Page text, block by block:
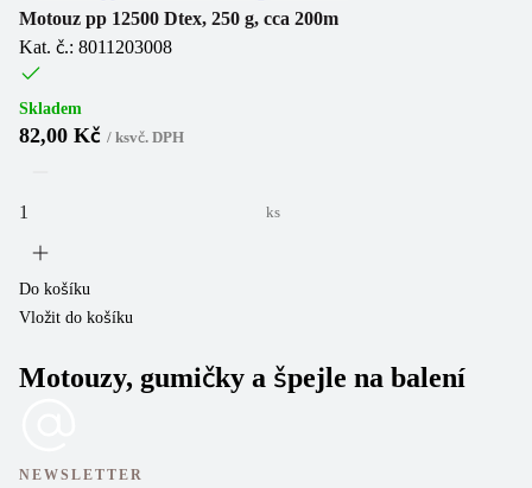
Motouz pp 12500 Dtex, 250 g, cca 200m
Kat. č.: 8011203008
Skladem
82,00 Kč / ksvč. DPH
ks
Do košíku
Vložit do košíku
Motouzy, gumičky a špejle na balení
NEWSLETTER